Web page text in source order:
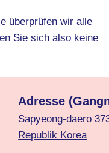
überprüfen wir alle
Sie sich also keine
Adresse
Sapyeong-daero
Republik Korea